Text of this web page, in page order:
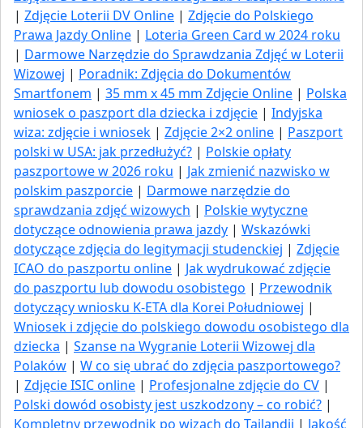
| Zdjęcie Loterii DV Online | Zdjęcie do Polskiego
Prawa Jazdy Online | Loteria Green Card w 2024 roku
| Darmowe Narzędzie do Sprawdzania Zdjęć w Loterii
Wizowej | Poradnik: Zdjęcia do Dokumentów
Smartfonem | 35 mm x 45 mm Zdjęcie Online | Polska
wniosek o paszport dla dziecka i zdjęcie | Indyjska
wiza: zdjęcie i wniosek | Zdjęcie 2×2 online | Paszport
polski w USA: jak przedłużyć​? | Polskie opłaty
paszportowe w 2026 roku | Jak zmienić nazwisko w
polskim paszporcie | Darmowe narzędzie do
sprawdzania zdjęć wizowych | Polskie wytyczne
dotyczące odnowienia prawa jazdy | Wskazówki
dotyczące zdjęcia do legitymacji studenckiej | Zdjęcie
ICAO do paszportu online | Jak wydrukować zdjęcie
do paszportu lub dowodu osobistego | Przewodnik
dotyczący wniosku K-ETA dla Korei Południowej |
Wniosek i zdjęcie do polskiego dowodu osobistego dla
dziecka | Szanse na Wygranie Loterii Wizowej dla
Polaków | W co się ubrać do zdjęcia paszportowego?
| Zdjęcie ISIC online | Profesjonalne zdjęcie do CV |
Polski dowód osobisty jest uszkodzony – co robić? |
Kompletny przewodnik po wizach do Tajlandii | Jakość